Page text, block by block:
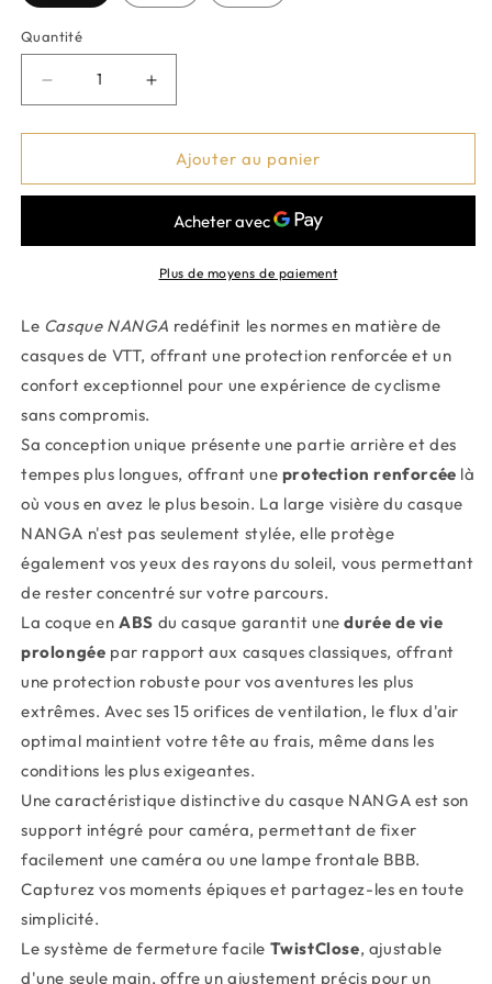
Quantité
la
de
la
quantité
de
Casque
NANGA
Ajouter au panier
Plus de moyens de paiement
Le Casque NANGA redéfinit les normes en matière de
casques de VTT, offrant une protection renforcée et un
confort exceptionnel pour une expérience de cyclisme
sans compromis.
Sa conception unique présente une partie arrière et des
tempes plus longues, offrant une protection renforcée là
où vous en avez le plus besoin. La large visière du casque
NANGA n'est pas seulement stylée, elle protège
également vos yeux des rayons du soleil, vous permettant
de rester concentré sur votre parcours.
La coque enABS du casque garantit unedurée de vie
prolongée par rapport aux casques classiques, offrant
une protection robuste pour vos aventures les plus
extrêmes. Avec ses 15 orifices de ventilation, le flux d'air
optimal maintient votre tête au frais, même dans les
conditions les plus exigeantes.
Une caractéristique distinctive du casque NANGA est son
support intégré pour caméra, permettant de fixer
facilement une caméra ou une lampe frontale BBB.
Capturez vos moments épiques et partagez-les en toute
simplicité.
Le système de fermeture facile TwistClose, ajustable
d'une seule main, offre un ajustement précis pour un